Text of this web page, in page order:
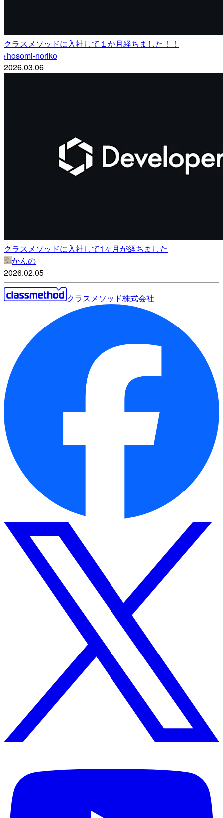
クラスメソッドに入社して１か月経ちました！！
hhosomi-noriko
2026.03.06
クラスメソッドに入社して1ヶ月が経ちました
かんの
2026.02.05
クラスメソッド株式会社